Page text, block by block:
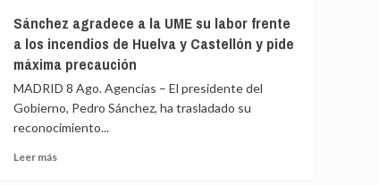
que
costará
euros
realiza
controles
a
pasajeros
de
terceros
en
Sánchez agradece a la UME su labor frente
a los incendios de Huelva y Castellón y pide
máxima precaución
MADRID 8 Ago. Agencias – El presidente del
Gobierno, Pedro Sánchez, ha trasladado su
reconocimiento...
Leer másLeer